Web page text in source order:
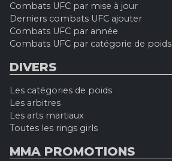
Combats UFC par mise à jour
Derniers combats UFC ajouter
Combats UFC par année
Combats UFC par catégorie de poids
DIVERS
Les catégories de poids
Les arbitres
Les arts martiaux
Toutes les rings girls
MMA PROMOTIONS